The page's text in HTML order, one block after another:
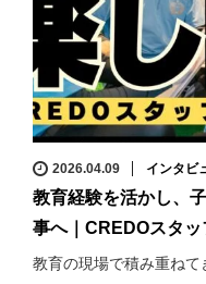
2026.04.09 インタビ
教育経験を活かし、
事へ｜CREDOスタ
教育の現場で積み重ね